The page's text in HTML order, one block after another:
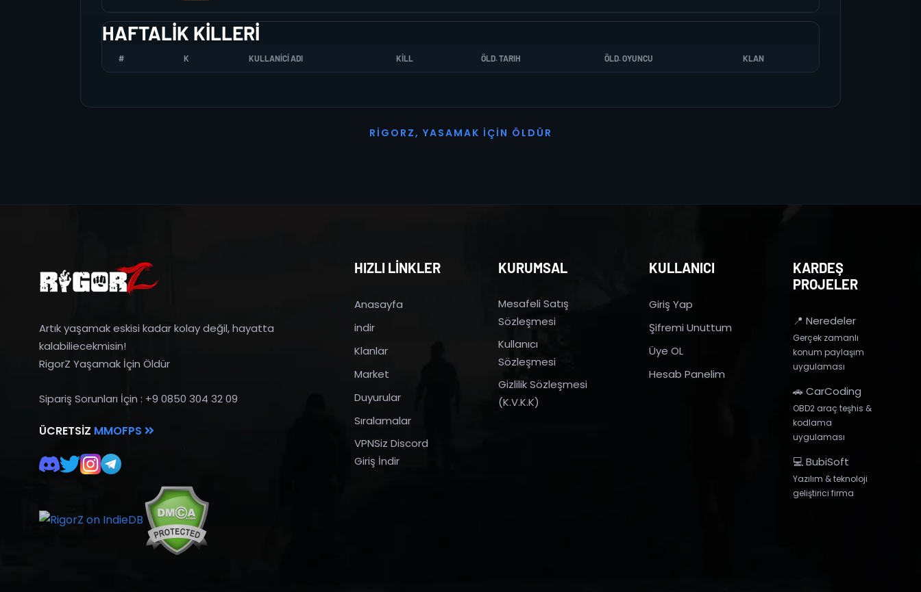
HAFTALIK KILLERI
# K KULLANICI ADI KILL ÖLD. TARIH ÖLD. OYUNCU KLAN
R I G O R Z, YASAMAK İ ÇI N Ö L D Ü R
Artık yaşamak eskisi kadar kolay değil, hayatta
kalabiliecekmisin!
RigorZ Yaşamak İçin Öldür
Sipariş Sorunları İçin : +9 0850 304 32 09
ÜCRETSIZ MMOFPS
HIZLI LİNKLER
Anasayfa
indir
Klanlar
Market
Duyurular
Sıralamalar
VPNSiz Discord
Giriş İndir
KURUMSAL
Mesafeli Satış
Sözleşmesi
Kullanıcı
Sözleşmesi
Gizlilik Sözleşmesi
(K.V.K.K)
KULLANICI
Giriş Yap
Şifremi Unuttum
Üye OL
Hesab Panelim
KARDEŞ
PROJELER
📍 Neredeler
Gerçek zamanlı
konum paylaşım
uygulaması
🚗 CarCoding
OBD2 araç teşhis &
kodlama
uygulaması
💻 BubiSoft
Yazılım & teknoloji
geliştirici firma